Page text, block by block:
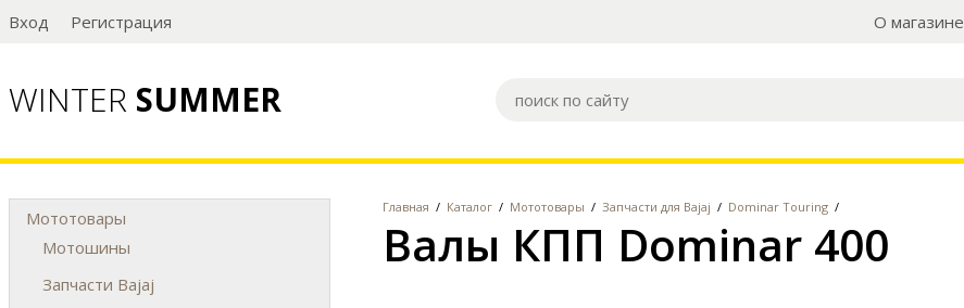
Вход Регистрация О магазине
WINTER SUMMER
Мототовары
Мотошины
Запчасти Bajaj
Главная / Каталог / Мототовары / Запчасти для Bajaj / Dominar Touring /
Валы КПП Dominar 400